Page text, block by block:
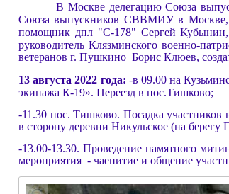
В Москве делегацию Союза
Союза выпускников СВВМИУ в Москве,
помощник дпл "С-178" Сергей
руководитель Клязминского военно-
ветеранов г. Пушкино Борис Клюев,
13 августа 2022 года: -в 09.00 на
экипажа К-19». Переезд в пос.Тишково;
-11.30 пос. Тишково. Посадка
в сторону деревни Никульское (на
-13.00-13.30. Проведение памятного
мероприятия - чаепитие и общение